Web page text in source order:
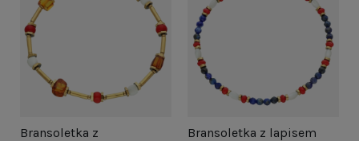
Bransoletka z
Bransoletka z lapisem